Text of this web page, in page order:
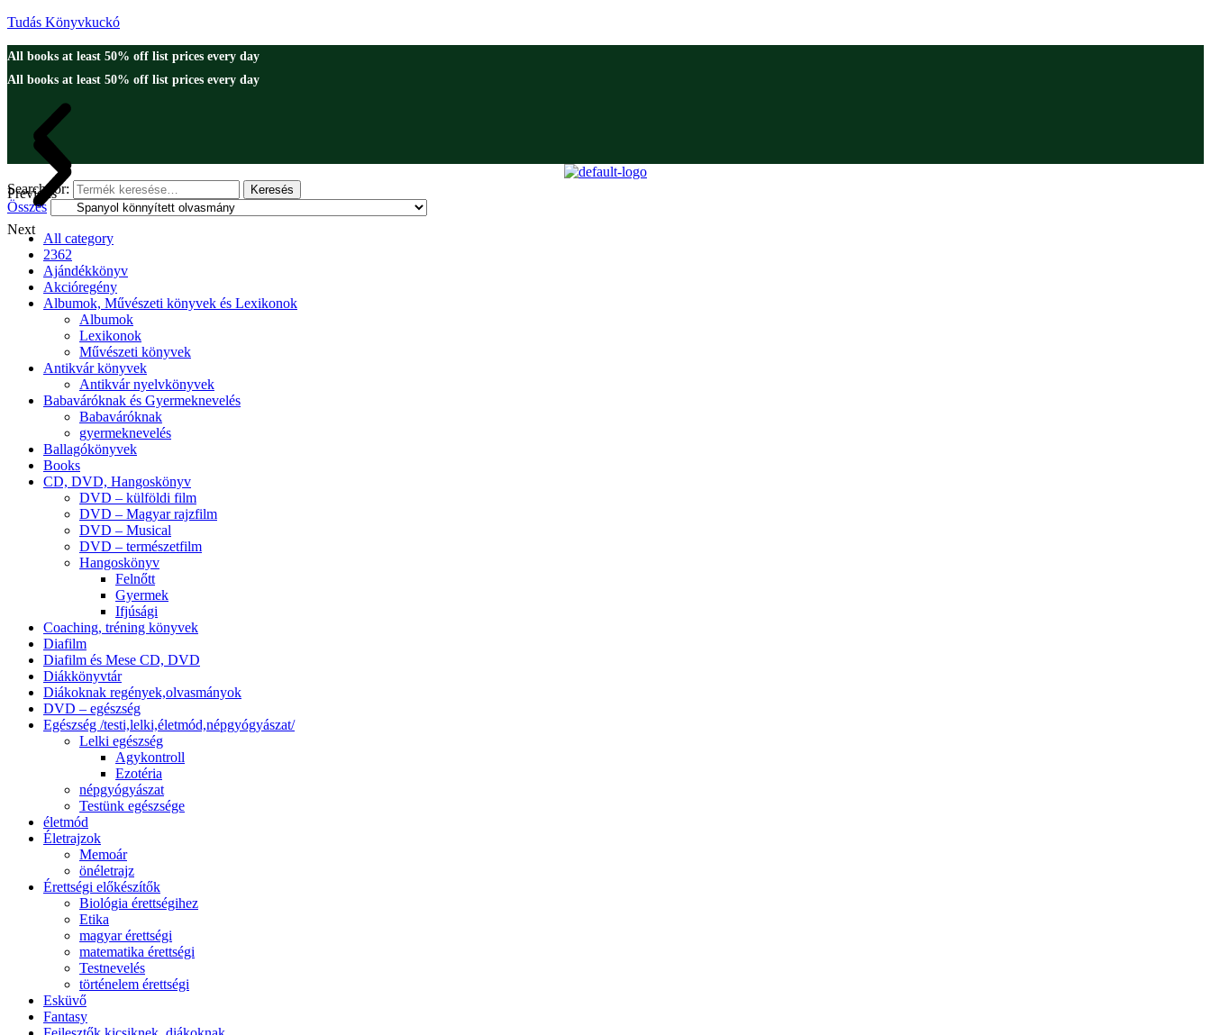
Tudás Könyvkuckó
All books at least 50% off list prices every day
All books at least 50% off list prices every day
Previous
Next
Search for: Keresés
Összes
All category
2362
Ajándékkönyv
Akcióregény
Albumok, Művészeti könyvek és Lexikonok
Albumok
Lexikonok
Művészeti könyvek
Antikvár könyvek
Antikvár nyelvkönyvek
Babaváróknak és Gyermeknevelés
Babaváróknak
gyermeknevelés
Ballagókönyvek
Books
CD, DVD, Hangoskönyv
DVD – külföldi film
DVD – Magyar rajzfilm
DVD – Musical
DVD – természetfilm
Hangoskönyv
Felnőtt
Gyermek
Ifjúsági
Coaching, tréning könyvek
Diafilm
Diafilm és Mese CD, DVD
Diákkönyvtár
Diákoknak regények,olvasmányok
DVD – egészség
Egészség /testi,lelki,életmód,népgyógyászat/
Lelki egészség
Agykontroll
Ezotéria
népgyógyászat
Testünk egészsége
életmód
Életrajzok
Memoár
önéletrajz
Érettségi előkészítők
Biológia érettségihez
Etika
magyar érettségi
matematika érettségi
Testnevelés
történelem érettségi
Esküvő
Fantasy